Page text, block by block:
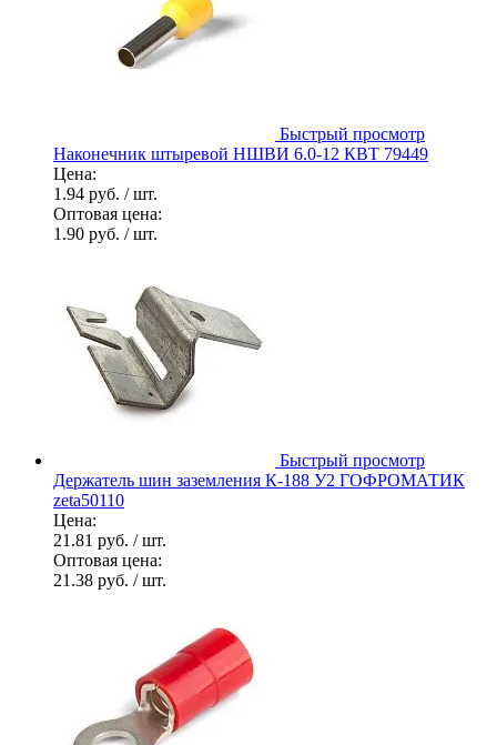
Быстрый просмотр
Наконечник штыревой НШВИ 6.0-12 КВТ 79449
Цена:
1.94 руб. / шт.
Оптовая цена:
1.90 руб. / шт.
Быстрый просмотр
Держатель шин заземления К-188 У2 ГОФРОМАТИК
zeta50110
Цена:
21.81 руб. / шт.
Оптовая цена:
21.38 руб. / шт.